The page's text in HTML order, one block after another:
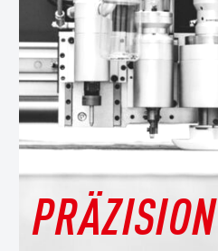
PRÄZISION